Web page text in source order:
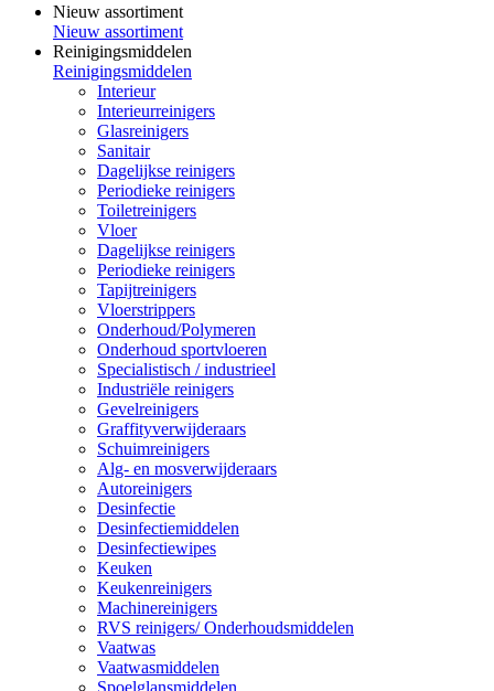
Nieuw assortiment
Nieuw assortiment
Reinigingsmiddelen
Reinigingsmiddelen
Interieur
Interieurreinigers
Glasreinigers
Sanitair
Dagelijkse reinigers
Periodieke reinigers
Toiletreinigers
Vloer
Dagelijkse reinigers
Periodieke reinigers
Tapijtreinigers
Vloerstrippers
Onderhoud/Polymeren
Onderhoud sportvloeren
Specialistisch / industrieel
Industriële reinigers
Gevelreinigers
Graffityverwijderaars
Schuimreinigers
Alg- en mosverwijderaars
Autoreinigers
Desinfectie
Desinfectiemiddelen
Desinfectiewipes
Keuken
Keukenreinigers
Machinereinigers
RVS reinigers/ Onderhoudsmiddelen
Vaatwas
Vaatwasmiddelen
Spoelglansmiddelen